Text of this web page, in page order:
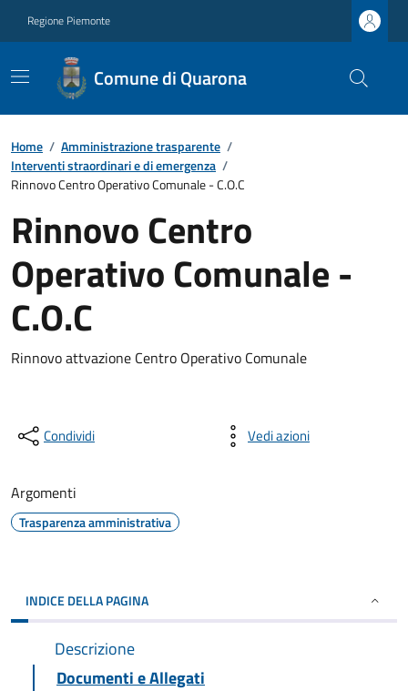
Regione Piemonte
Comune di Quarona
Home / Amministrazione trasparente /
Interventi straordinari e di emergenza /
Rinnovo Centro Operativo Comunale - C.O.C
Rinnovo Centro
Operativo Comunale -
C.O.C
Rinnovo attvazione Centro Operativo Comunale
Condividi Vedi azioni
Argomenti
Trasparenza amministrativa
INDICE DELLA PAGINA
Descrizione
Documenti e Allegati